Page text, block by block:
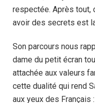
respectée. Après tout,
avoir des secrets est
Son parcours nous
dame du petit écran
attachée aux valeurs
cette dualité qui rend
aux yeux des Français